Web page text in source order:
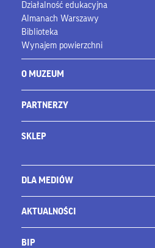
Działalność edukacyjna
Almanach Warszawy
Biblioteka
Wynajem powierzchni
O MUZEUM
PARTNERZY
SKLEP
DLA MEDIÓW
AKTUALNOŚCI
BIP